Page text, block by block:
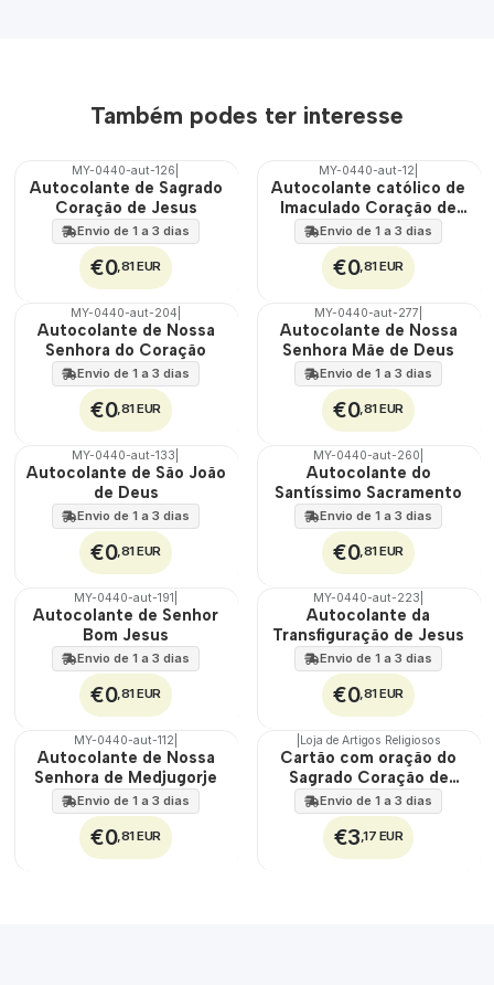
Também podes ter interesse
🇵🇹
100%
MY-0440-aut-126
Autocolante de Sagrado
Coração de Jesus
Envio de 1 a 3 dias
€0,81 EUR
🇵🇹
100%
MY-0440-aut-12
Autocolante católico de
Imaculado Coração de
Maria
Envio de 1 a 3 dias
€0,81 EUR
🇵🇹
100%
MY-0440-aut-204
Autocolante de Nossa
Senhora do Coração
Envio de 1 a 3 dias
€0,81 EUR
🇵🇹
100%
MY-0440-aut-277
Autocolante de Nossa
Senhora Mãe de Deus
Envio de 1 a 3 dias
€0,81 EUR
🇵🇹
MY-0440-aut-133
Autocolante de São João
de Deus
Envio de 1 a 3 dias
€0,81 EUR
🇵🇹
100%
MY-0440-aut-260
Autocolante do
Santíssimo Sacramento
Envio de 1 a 3 dias
€0,81 EUR
🇵🇹
MY-0440-aut-191
Autocolante de Senhor
Bom Jesus
Envio de 1 a 3 dias
€0,81 EUR
🇵🇹
100%
MY-0440-aut-223
Autocolante da
Transfiguração de Jesus
Envio de 1 a 3 dias
€0,81 EUR
🇵🇹
100%
MY-0440-aut-112
Autocolante de Nossa
Senhora de Medjugorje
Envio de 1 a 3 dias
€0,81 EUR
🇵🇹
100%
Loja de Artigos Religiosos
Cartão com oração do
Sagrado Coração de
Maria e de Jesus
Envio de 1 a 3 dias
€3,17 EUR